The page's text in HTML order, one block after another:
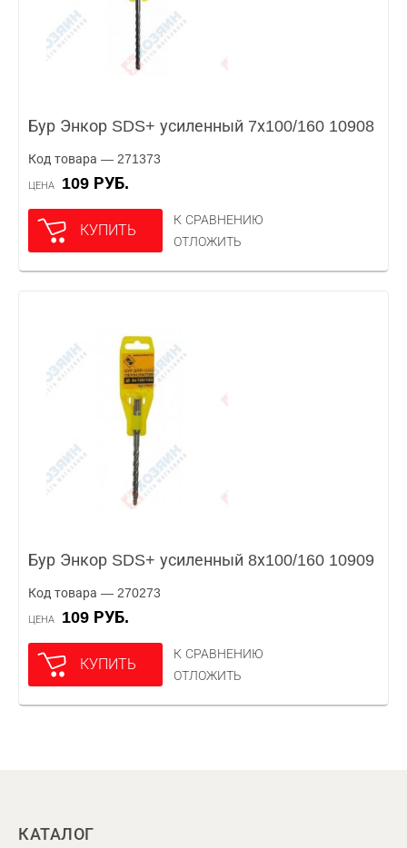
Бур Энкор SDS+ усиленный 7х100/160 10908
Код товара — 271373
ЦЕНА 109 РУБ.
КУПИТЬ
К СРАВНЕНИЮ
ОТЛОЖИТЬ
Бур Энкор SDS+ усиленный 8х100/160 10909
Код товара — 270273
ЦЕНА 109 РУБ.
КУПИТЬ
К СРАВНЕНИЮ
ОТЛОЖИТЬ
КАТАЛОГ